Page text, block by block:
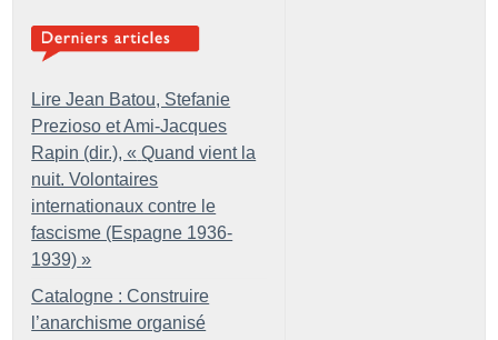
Lire Jean Batou, Stefanie
Prezioso et Ami-Jacques
Rapin (dir.), « Quand vient la
nuit. Volontaires
internationaux contre le
fascisme (Espagne 1936-
1939) »
Catalogne : Construire
l’anarchisme organisé